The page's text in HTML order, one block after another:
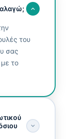
του
σας
το